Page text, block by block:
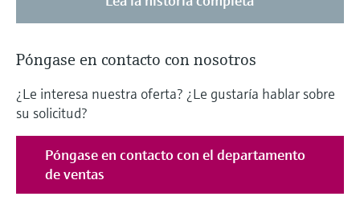
Póngase en contacto con nosotros
¿Le interesa nuestra oferta? ¿Le gustaría hablar sobre
su solicitud?
Póngase en contacto con el departamento
de ventas